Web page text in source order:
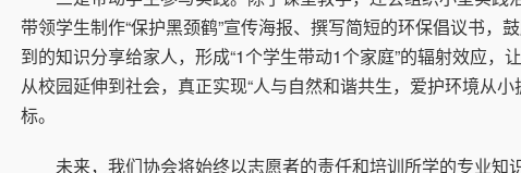
带领学生制作“保护黑颈鹤”宣传海报、撰写简短的环保倡议书，
到的知识分享给家人，形成“1个学生带动1个家庭”的辐射效应，
从校园延伸到社会，真正实现“人与自然和谐共生，爱护环境从小
标。
未来，我们协会将始终以志愿者的责任和培训所学的专业知